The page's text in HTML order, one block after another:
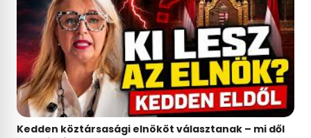
Kedden köztársasági elnököt választanak – mi dől